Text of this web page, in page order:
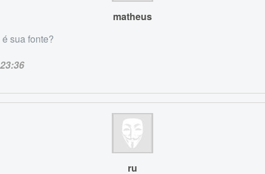
matheus
sua fonte?
23:36
ru